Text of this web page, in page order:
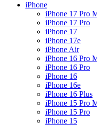
iPhone
iPhone 17 Pro
iPhone 17 Pro
iPhone 17
iPhone 17e
iPhone Air
iPhone 16 Pro
iPhone 16 Pro
iPhone 16
iPhone 16e
iPhone 16 Plus
iPhone 15 Pro
iPhone 15 Pro
iPhone 15